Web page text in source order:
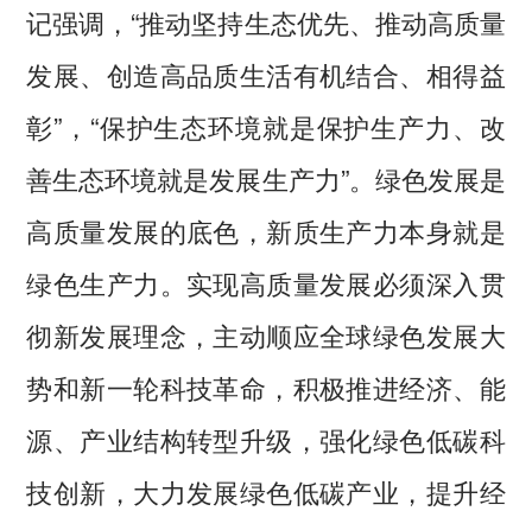
记强调，“推动坚持生态优先、推动高质量
发展、创造高品质生活有机结合、相得益
彰”，“保护生态环境就是保护生产力、改
善生态环境就是发展生产力”。绿色发展是
高质量发展的底色，新质生产力本身就是
绿色生产力。实现高质量发展必须深入贯
彻新发展理念，主动顺应全球绿色发展大
势和新一轮科技革命，积极推进经济、能
源、产业结构转型升级，强化绿色低碳科
技创新，大力发展绿色低碳产业，提升经